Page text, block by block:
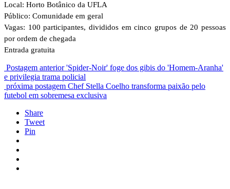
Local: Horto Botânico da UFLA
Público: Comunidade em geral
Vagas: 100 participantes, divididos em cinco grupos de 20 pessoas
por ordem de chegada
Entrada gratuita
Postagem anterior 'Spider-Noir' foge dos gibis do 'Homem-Aranha'
e privilegia trama policial
próxima postagem Chef Stella Coelho transforma paixão pelo
futebol em sobremesa exclusiva
Share
Tweet
Pin